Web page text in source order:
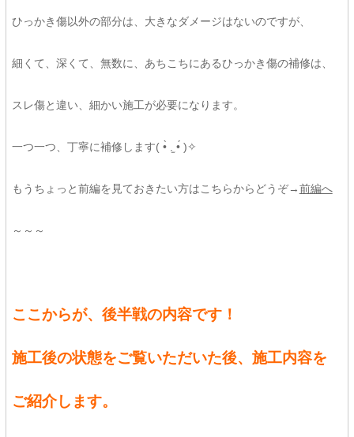
ひっかき傷以外の部分は、大きなダメージはないのですが、
細くて、深くて、無数に、あちこちにあるひっかき傷の補修は、
スレ傷と違い、細かい施工が必要になります。
一つ一つ、丁寧に補修します( •̀ .̫ •́ )✧
もうちょっと前編を見ておきたい方はこちらからどうぞ→前編へ
～～～
ここからが、後半戦の内容です！
施工後の状態をご覧いただいた後、施工内容を
ご紹介します。